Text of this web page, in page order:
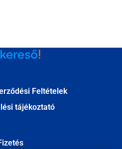
Feltételek
tájékoztató